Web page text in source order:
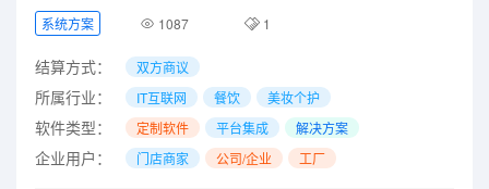
系统方案 1087 1
结算方式： 双方商议
所属行业： IT互联网 餐饮 美妆个护
软件类型： 定制软件 平台集成 解决方案
企业用户： 门店商家 公司/企业 工厂